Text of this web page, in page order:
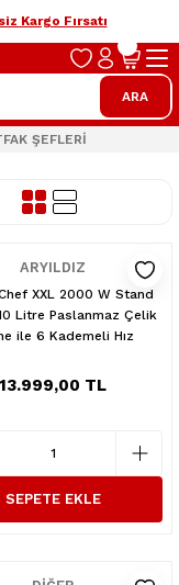
Kargo Fırsatı
ARA
ŞEFLERİ
ARYILDIZ
XXL 2000 W Stand
Litre Paslanmaz Çelik
ile 6 Kademeli Hız
13.999,00 TL
SEPETE EKLE